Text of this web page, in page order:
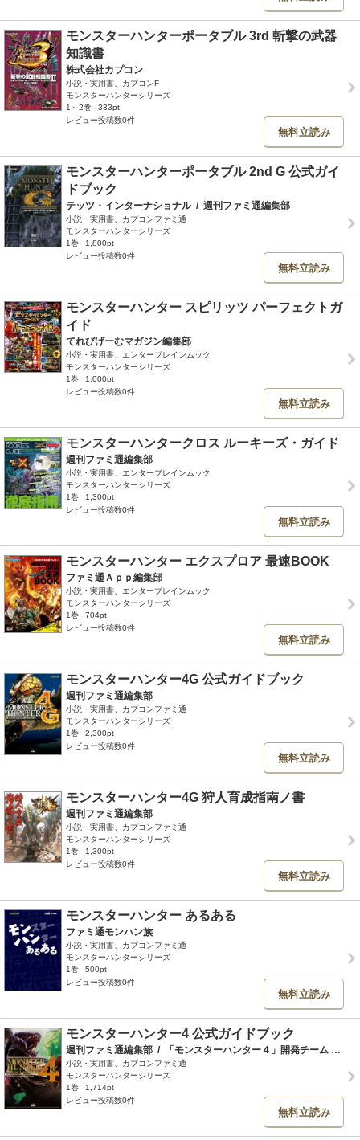
モンスターハンターポータブル 3rd 斬撃の武器
知識書
株式会社カプコン
小説・実用書、カプコンF
モンスターハンターシリーズ
1～2巻
333pt
レビュー投稿数0件
無料立読み
モンスターハンターポータブル 2nd G 公式ガイ
ドブック
テッツ・インターナショナル / 週刊ファミ通編集部
小説・実用書、カプコンファミ通
モンスターハンターシリーズ
1巻
1,800pt
レビュー投稿数0件
無料立読み
モンスターハンター スピリッツ パーフェクトガ
イド
てれびげーむマガジン編集部
小説・実用書、エンターブレインムック
モンスターハンターシリーズ
1巻
1,000pt
レビュー投稿数0件
無料立読み
モンスターハンタークロス ルーキーズ・ガイド
週刊ファミ通編集部
小説・実用書、エンターブレインムック
モンスターハンターシリーズ
1巻
1,300pt
レビュー投稿数0件
無料立読み
モンスターハンター エクスプロア 最速BOOK
ファミ通Ａｐｐ編集部
小説・実用書、エンターブレインムック
モンスターハンターシリーズ
1巻
704pt
レビュー投稿数0件
無料立読み
モンスターハンター4G 公式ガイドブック
週刊ファミ通編集部
小説・実用書、カプコンファミ通
モンスターハンターシリーズ
1巻
2,300pt
レビュー投稿数0件
無料立読み
モンスターハンター4G 狩人育成指南ノ書
週刊ファミ通編集部
小説・実用書、カプコンファミ通
モンスターハンターシリーズ
1巻
1,300pt
レビュー投稿数0件
無料立読み
モンスターハンター あるある
ファミ通モンハン族
小説・実用書、カプコンファミ通
モンスターハンターシリーズ
1巻
500pt
レビュー投稿数0件
無料立読み
モンスターハンター4 公式ガイドブック
週刊ファミ通編集部 / 「モンスターハンター４」開発チーム / 株
小説・実用書、カプコンファミ通
モンスターハンターシリーズ
1巻
1,714pt
レビュー投稿数0件
無料立読み